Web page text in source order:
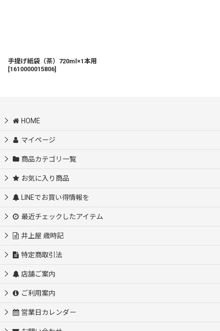
手提げ紙袋（茶）720ml×1本用
[1610000015806]
HOME
マイページ
商品カテゴリ一覧
お気に入り商品
LINEでお買い得情報を
最近チェックしたアイテム
井上屋 歳時記
特定商取引法
店舗ご案内
ご利用案内
営業日カレンダー